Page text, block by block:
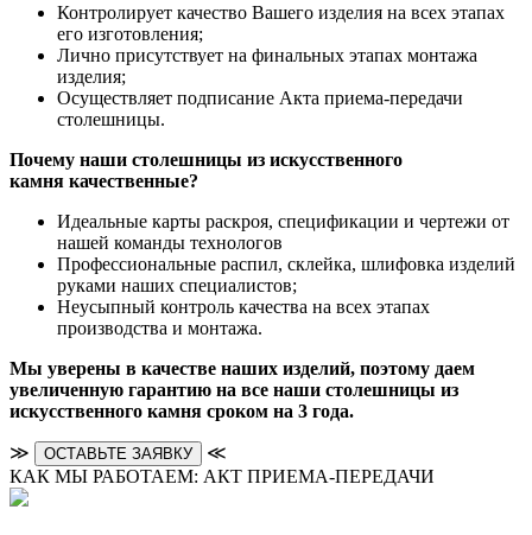
Контролирует качество Вашего изделия на всех этапах
его изготовления;
Лично присутствует на финальных этапах монтажа
изделия;
Осуществляет подписание Акта приема-передачи
столешницы.
Почему наши столешницы из искусственного
камня качественные?
Идеальные карты раскроя, спецификации и чертежи от
нашей команды технологов
Профессиональные распил, склейка, шлифовка изделий
руками наших специалистов;
Неусыпный контроль качества на всех этапах
производства и монтажа.
Мы уверены в качестве наших изделий, поэтому даем
увеличенную гарантию на все наши столешницы из
искусственного камня сроком на 3 года.
≫ ОСТАВЬТЕ ЗАЯВКУ
≪
КАК МЫ РАБОТАЕМ: АКТ ПРИЕМА-ПЕРЕДАЧИ